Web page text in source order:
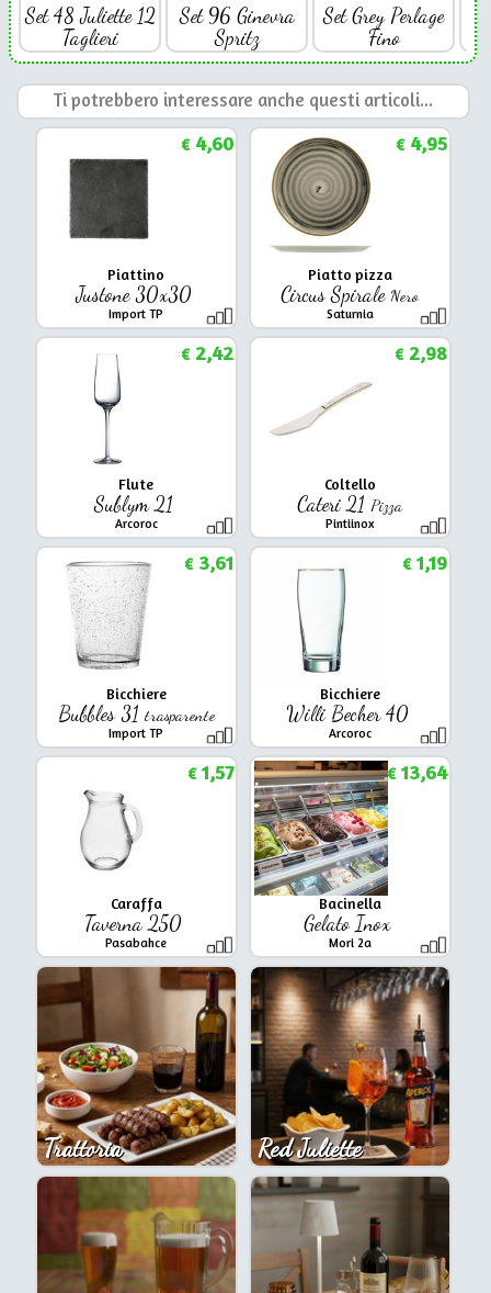
Set 48 Juliette 12
Taglieri
Set 96 Ginevra
Spritz
Set Grey Perlage
Fino
Ti potrebbero interessare anche questi articoli...
Piattino
Justone 30x30
Import TP
€4,60
Piatto pizza
Circus Spirale Nero
Saturnia
€4,95
Flute
Sublym 21
Arcoroc
€2,42
Coltello
Cateri 21 Pizza
Pintiinox
€2,98
Bicchiere
Bubbles 31 trasparente
Import TP
€3,61
Bicchiere
Willi Becher 40
Arcoroc
€1,19
Caraffa
Taverna 250
Pasabahce
€1,57
Bacinella
Gelato Inox
Mori 2a
€13,64
Trattoria Red Juliette